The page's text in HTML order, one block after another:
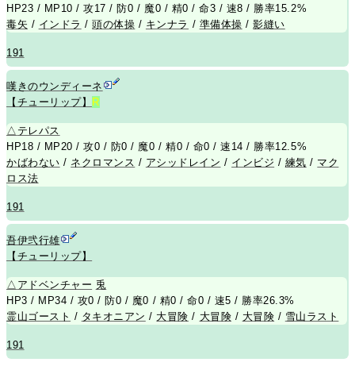
HP23 / MP10 / 攻17 / 防0 / 魔0 / 精0 / 命3 / 速8 / 勝率15.2%
毒矢 / インドラ /頭の体操 / キンナラ / 準備体操 /影縫い
191
嘆きのウンディーネ
【チューリップ】 R
△ テレパス
HP18 / MP20 / 攻0 / 防0 / 魔0 / 精0 / 命0 / 速14 / 勝率12.5%
かばわない / ネクロマンス / アシッドレイン / インビジ / 練気 / マク
ロス法
191
吾伊弐行雄
【チューリップ】
△ アドベンチャー 兎
HP3 / MP34 / 攻0 / 防0 / 魔0 / 精0 / 命0 / 速5 / 勝率26.3%
霊山ゴースト / タキオニアン / 大冒険 / 大冒険 / 大冒険 / 雪山ラスト
191